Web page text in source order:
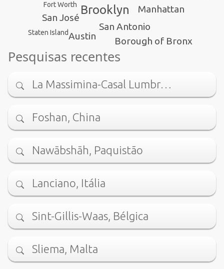
Brooklyn
Manhattan
San Antonio
Borough of Bronx
San José
Austin
Fort Worth
Staten Island
Pesquisas recentes
La Massimina-Casal Lumbr…
Foshan, China
Nawābshāh, Paquistão
Lanciano, Itália
Sint-Gillis-Waas, Bélgica
Sliema, Malta